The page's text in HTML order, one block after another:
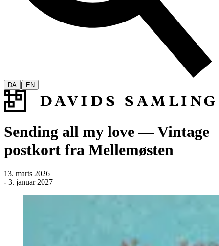
DA | EN
Sending all my love — Vintage
postkort fra Mellemøsten
13. marts 2026
- 3. januar 2027